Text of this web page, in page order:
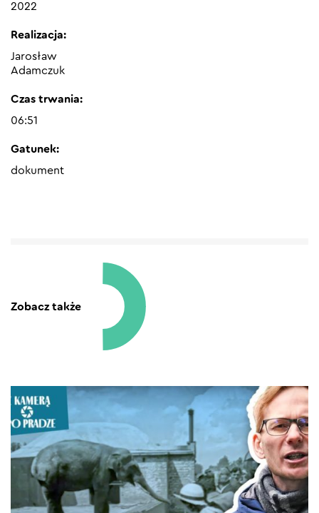
2022
Realizacja:
Jarosław
Adamczuk
Czas trwania:
06:51
Gatunek:
dokument
Zobacz także